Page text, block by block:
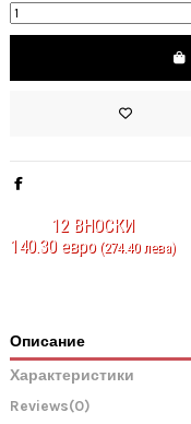
12 ВНОСКИ
140.30 евро(274.40 лева)
Описание
Характеристики
Reviews(0)